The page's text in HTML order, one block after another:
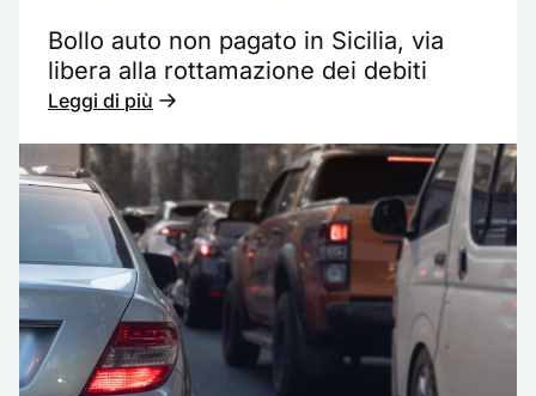
Bollo auto non pagato in Sicilia, via
libera alla rottamazione dei debiti
Leggi di più